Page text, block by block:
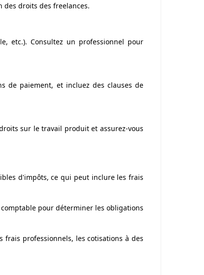
des droits des freelances.
etc.). Consultez un professionnel pour
de paiement, et incluez des clauses de
sur le travail produit et assurez-vous
d'impôts, ce qui peut inclure les frais
pour déterminer les obligations
frais professionnels, les cotisations à des